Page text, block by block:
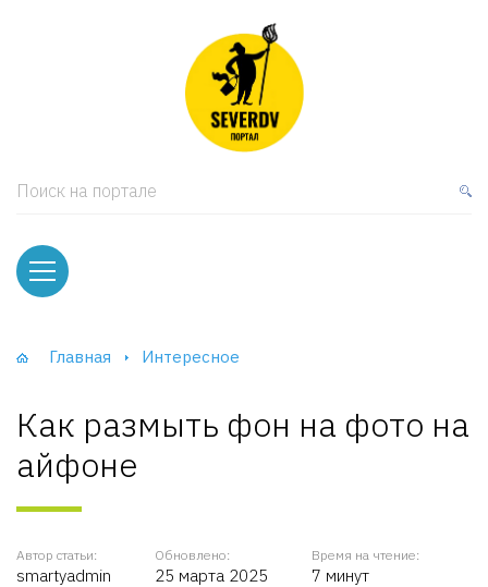
Поиск на портале
Главная Интересное
Как размыть фон на фото на
айфоне
Автор статьи:
smartyadmin
Обновлено:
25 марта 2025
Время на чтение:
7 минут
и тумбы